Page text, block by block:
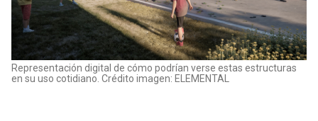
Representación digital de cómo podrían verse estas estructuras
en su uso cotidiano. Crédito imagen: ELEMENTAL